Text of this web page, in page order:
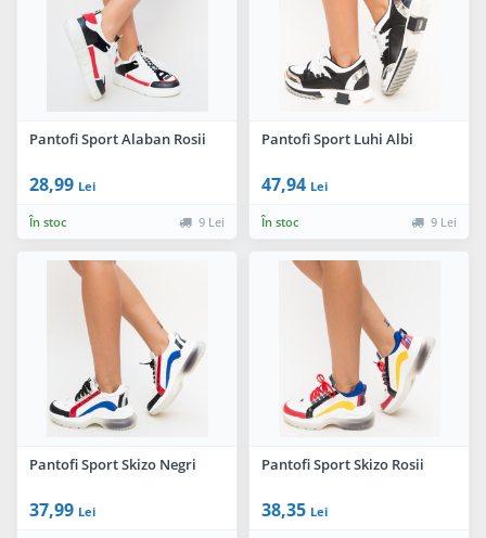
Pantofi Sport Alaban Rosii
28,99 Lei
În stoc 9 Lei
Pantofi Sport Luhi Albi
47,94 Lei
În stoc 9 Lei
Pantofi Sport Skizo Negri
37,99 Lei
Pantofi Sport Skizo Rosii
38,35 Lei